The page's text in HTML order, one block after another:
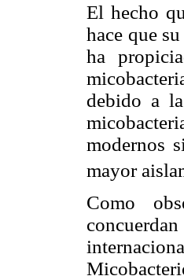
El hecho
hace que
ha
debido a
modernos
mayor
Como